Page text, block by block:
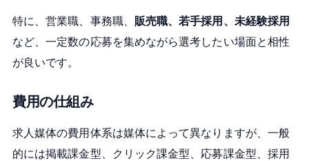
特に、営業職、事務職、 販売職、若手採用、未経験採用
など、一定数の応募を集めながら選考したい場面と相性
が良いです。
費用の仕組み
求人媒体の費用体系は媒体によって異なりますが、一般
的には掲載課金型、クリック課金型、応募課金型、採用